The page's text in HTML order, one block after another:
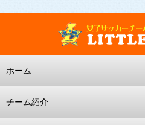
ホーム
チーム紹介